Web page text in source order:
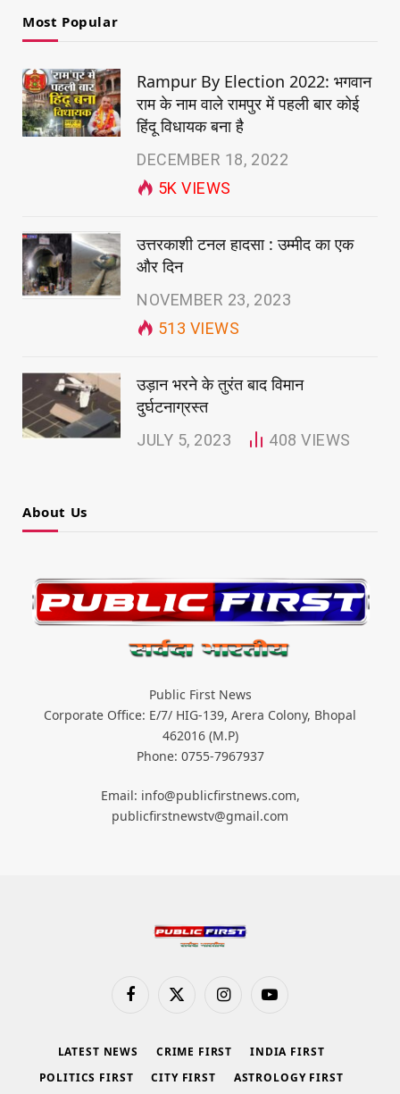
Most Popular
Rampur By Election 2022: भगवान
राम के नाम वाले रामपुर में पहली बार कोई
हिंदू विधायक बना है
DECEMBER 18, 2022
5KVIEWS
उत्तरकाशी टनल हादसा : उम्मीद का एक
और दिन
NOVEMBER 23, 2023
513 VIEWS
उड़ान भरने के तुरंत बाद विमान
दुर्घटनाग्रस्त
JULY 5, 2023 408VIEWS
About Us
Public First News
Corporate Office: E/7/ HIG-139, Arera Colony, Bhopal
462016 (M.P)
Phone: 0755-7967937
Email: info@publicfirstnews.com,
publicfirstnewstv@gmail.com
FacebookX
InstagramYouTube
LATEST NEWS CRIME FIRST
INDIA FIRST
POLITICS FIRST
CITY FIRST ASTROLOGY FIRST